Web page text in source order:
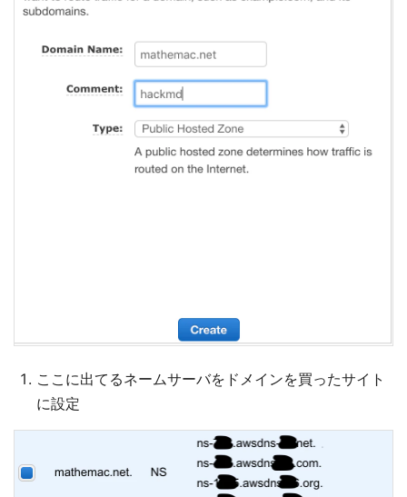
ここに出てるネームサーバをドメインを買ったサイト
に設定